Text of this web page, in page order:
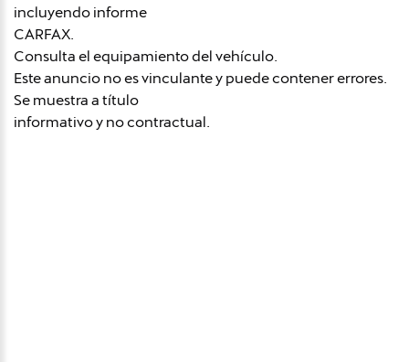
incluyendo informe
CARFAX.
Consulta el equipamiento del vehículo.
Este anuncio no es vinculante y puede contener errores.
Se muestra a título
informativo y no contractual.